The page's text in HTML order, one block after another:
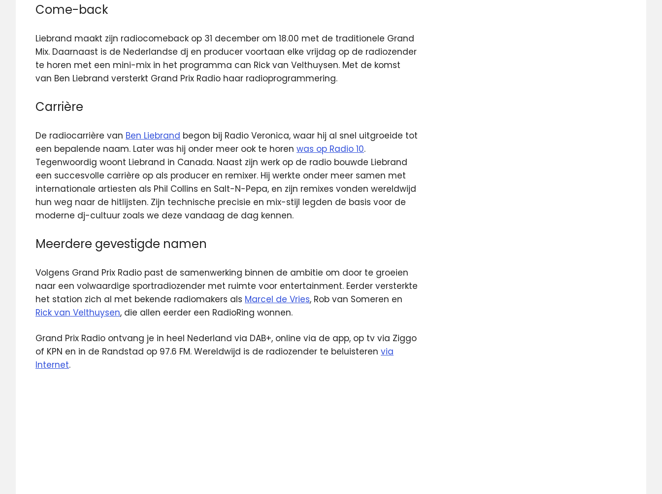
Come-back
Liebrand maakt zijn radiocomeback op 31 december om 18.00 met de traditionele Grand
Mix. Daarnaast is de Nederlandse dj en producer voortaan elke vrijdag op de radiozender
te horen met een mini-mix in het programma can Rick van Velthuysen. Met de komst
van Ben Liebrand versterkt Grand Prix Radio haar radioprogrammering.
Carrière
De radiocarrière van Ben Liebrand begon bij Radio Veronica, waar hij al snel uitgroeide tot
een bepalende naam. Later was hij onder meer ook te horen was op Radio 10.
Tegenwoordig woont Liebrand in Canada. Naast zijn werk op de radio bouwde Liebrand
een succesvolle carrière op als producer en remixer. Hij werkte onder meer samen met
internationale artiesten als Phil Collins en Salt-N-Pepa, en zijn remixes vonden wereldwijd
hun weg naar de hitlijsten. Zijn technische precisie en mix-stijl legden de basis voor de
moderne dj-cultuur zoals we deze vandaag de dag kennen.
Meerdere gevestigde namen
Volgens Grand Prix Radio past de samenwerking binnen de ambitie om door te groeien
naar een volwaardige sportradiozender met ruimte voor entertainment. Eerder versterkte
het station zich al met bekende radiomakers als Marcel de Vries, Rob van Someren en
Rick van Velthuysen, die allen eerder een RadioRing wonnen.
Grand Prix Radio ontvang je in heel Nederland via DAB+, online via de app, op tv via Ziggo
of KPN en in de Randstad op 97.6 FM. Wereldwijd is de radiozender te beluisteren via
Internet.